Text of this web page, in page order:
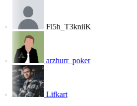
Fi5h_T3kniiK
arzhurr_poker
Lifkart